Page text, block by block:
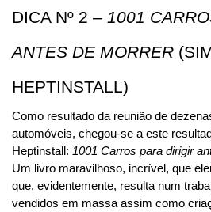
DICA Nº 2 – 1001
ANTES DE MORRER
HEPTINSTALL)
Como resultado da reunião de
automóveis, chegou-se a este
Heptinstall: 1001 Carros para dirigir
Um livro maravilhoso, incrível, que
que, evidentemente, resulta num
vendidos em massa assim como